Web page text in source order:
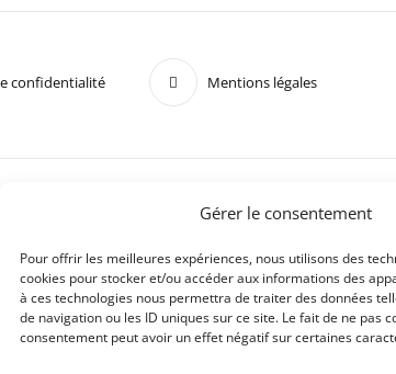
Gérer le consentement
Pour offrir les meilleures expériences, nous utilisons des
cookies pour stocker et/ou accéder aux informations des
à ces technologies nous permettra de traiter des données
de navigation ou les ID uniques sur ce site. Le fait de ne pas
consentement peut avoir un effet négatif sur certaines
confidentialité Mentions légales